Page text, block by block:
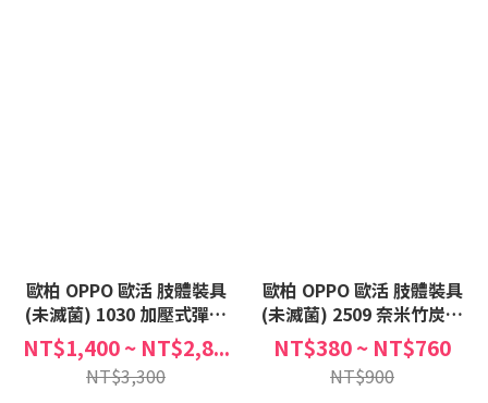
歐柏 OPPO 歐活 肢體裝具
(未滅菌) 1030 加壓式彈簧
條護膝 護膝 彈簧條 膝部 加
壓式 膝蓋 護具
NT$1,400 ~ NT$2,8...
NT$3,300
歐柏 OPPO 歐活 肢體裝具
(未滅菌) 2509 奈米竹炭踝
護套 護腳踝 腳踝 踝護套 護
踝 足踝 護具
NT$380 ~ NT$760
NT$900